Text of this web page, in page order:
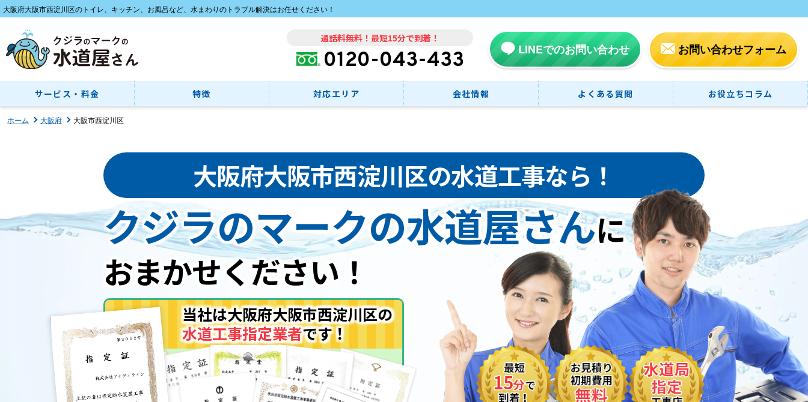
大阪府大阪市西淀川区のトイレ、キッチン、お風呂など、水まわりのトラブル解決はお任せください！
通話料無料！最短15分で到着！
0120-043-433 LINEでのお問い合わせ お問い合わせフォーム
サービス・料金 特徴 対応エリア 会社情報 よくある質問 お役立ちコラム
ホーム 大阪府 大阪市西淀川区
大阪府大阪市西淀川区の水道工事なら！
クジラのマークの水道屋さんに
おまかせください！
当社は大阪府大阪市西淀川区の
水道工事指定業者です！